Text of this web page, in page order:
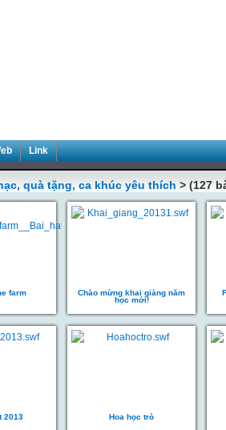
Link
quà tặng, ca khúc yêu thích > (127
farm
Chào mừng khai giảng năm
học mới!
2013 Hoa học trò